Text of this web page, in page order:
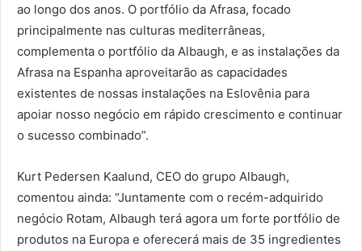
ao longo dos anos. O portfólio da Afrasa, focado
principalmente nas culturas mediterrâneas,
complementa o portfólio da Albaugh, e as instalações da
Afrasa na Espanha aproveitarão as capacidades
existentes de nossas instalações na Eslovênia para
apoiar nosso negócio em rápido crescimento e continuar
o sucesso combinado”.
Kurt Pedersen Kaalund, CEO do grupo Albaugh,
comentou ainda: “Juntamente com o recém-adquirido
negócio Rotam, Albaugh terá agora um forte portfólio de
produtos na Europa e oferecerá mais de 35 ingredientes